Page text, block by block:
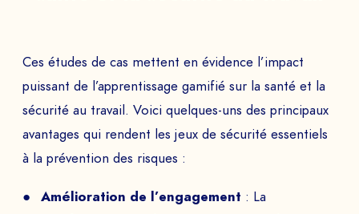
Ces études de cas mettent en évidence l’impact
puissant de l’apprentissage gamifié sur la santé et la
sécurité au travail. Voici quelques-uns des principaux
avantages qui rendent les jeux de sécurité essentiels
à la prévention des risques :
Amélioration de l’engagement : La
à